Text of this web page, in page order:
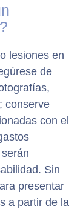
lesiones en
de
conserve
con el
Sin
presentar
a partir de la